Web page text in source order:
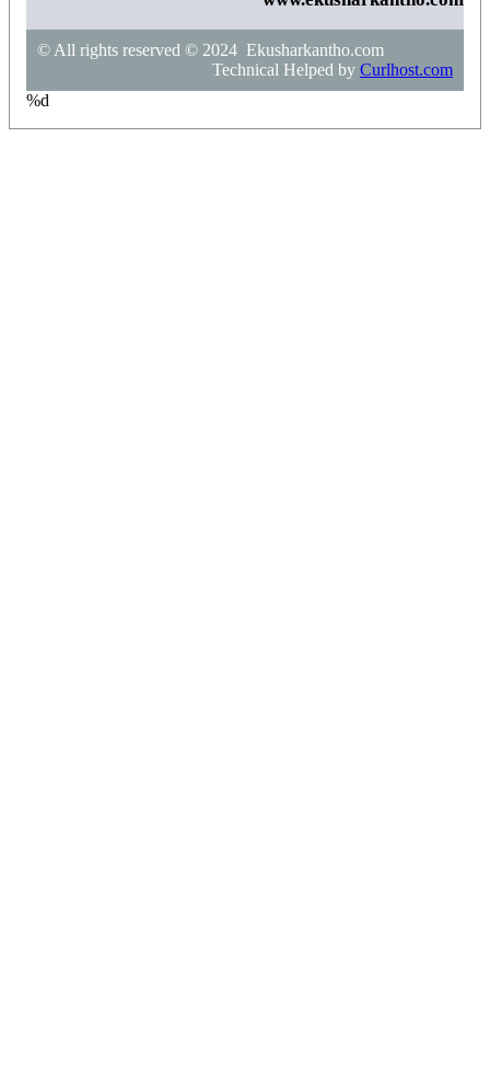
© All rights reserved © 2024 Ekusharkantho.com
Technical Helped by Curlhost.com
%d